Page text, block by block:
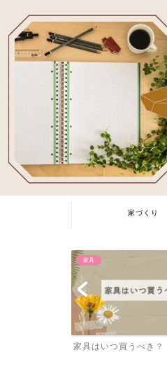
家づくり
家づくり
TOTO金額はいくらに？